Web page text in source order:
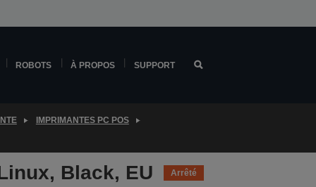
ROBOTS À PROPOS SUPPORT
IMPRIMANTES PC POS
Black, EU Arrêté